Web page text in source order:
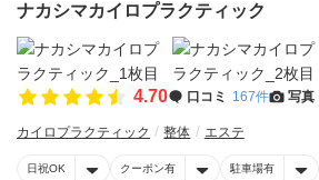
ナカシマカイロプラクティック
4.70 口コミ 167件 写真
カイロプラクティック 整体 エステ
日祝OK クーポン有 駐車場有